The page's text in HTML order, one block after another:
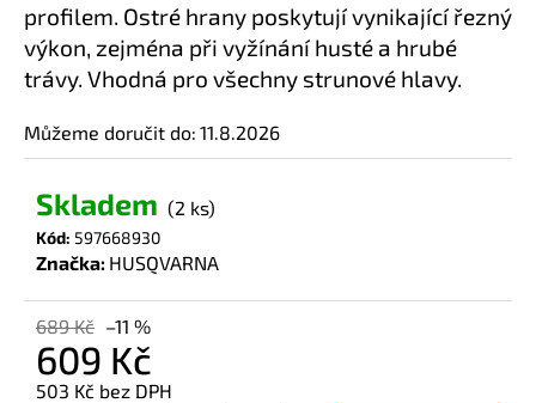
profilem. Ostré hrany poskytují vynikající řezný
výkon, zejména při vyžínání husté a hrubé
trávy. Vhodná pro všechny strunové hlavy.
Můžeme doručit do: 11.8.2026
Skladem (2 ks)
Kód: 597668930
Značka: HUSQVARNA
689 Kč –11 %
609 Kč
503 Kč bez DPH
HLEDAT
D
o
p
o
r
u
u